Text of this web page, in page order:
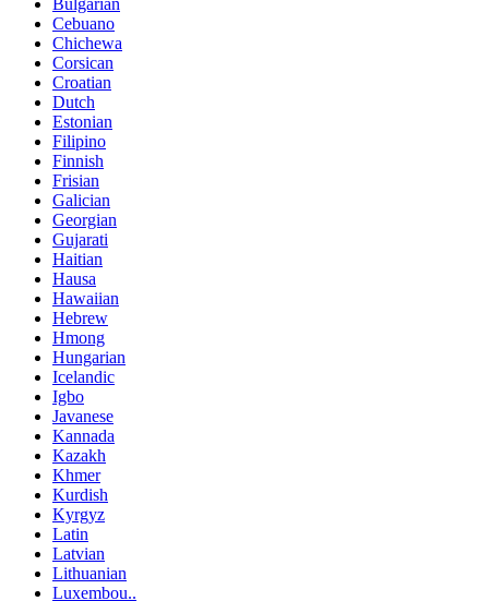
Bulgarian
Cebuano
Chichewa
Corsican
Croatian
Dutch
Estonian
Filipino
Finnish
Frisian
Galician
Georgian
Gujarati
Haitian
Hausa
Hawaiian
Hebrew
Hmong
Hungarian
Icelandic
Igbo
Javanese
Kannada
Kazakh
Khmer
Kurdish
Kyrgyz
Latin
Latvian
Lithuanian
Luxembou..